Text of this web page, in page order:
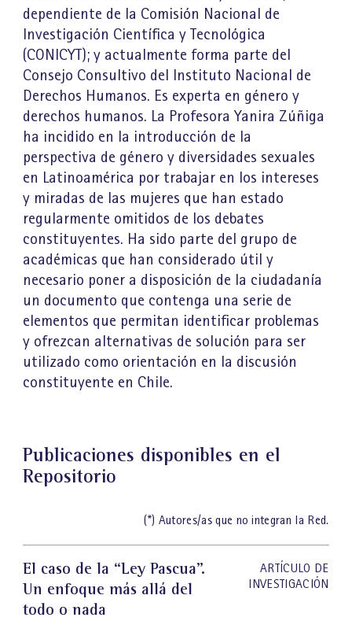
dependiente de la Comisión Nacional de
Investigación Científica y Tecnológica
(CONICYT); y actualmente forma parte del
Consejo Consultivo del Instituto Nacional de
Derechos Humanos. Es experta en género y
derechos humanos. La Profesora Yanira Zúñiga
ha incidido en la introducción de la
perspectiva de género y diversidades sexuales
en Latinoamérica por trabajar en los intereses
y miradas de las mujeres que han estado
regularmente omitidos de los debates
constituyentes. Ha sido parte del grupo de
académicas que han considerado útil y
necesario poner a disposición de la ciudadanía
un documento que contenga una serie de
elementos que permitan identificar problemas
y ofrezcan alternativas de solución para ser
utilizado como orientación en la discusión
constituyente en Chile.
Publicaciones disponibles en el
Repositorio
(*) Autores/as que no integran la Red.
El caso de la “Ley Pascua”.
Un enfoque más allá del
todo o nada
ARTÍCULO DE
INVESTIGACIÓN